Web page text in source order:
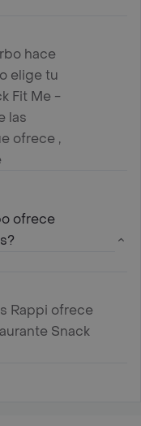
hace
elige tu
Fit Me -
las
ofrece ,
ofrece
Rappi ofrece
Snack